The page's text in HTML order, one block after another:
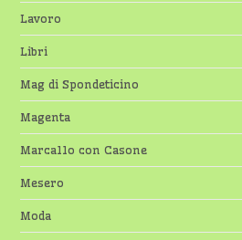
Lavoro
Libri
Mag di Spondeticino
Magenta
Marcallo con Casone
Mesero
Moda